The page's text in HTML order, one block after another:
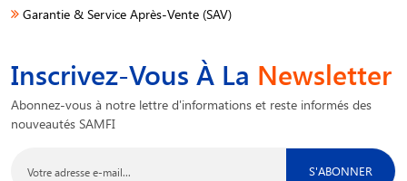
Garantie & Service Après-Vente (SAV)
Inscrivez-Vous À La Newsletter
Abonnez-vous à notre lettre d'informations et reste informés des
nouveautés SAMFI
S'ABONNER